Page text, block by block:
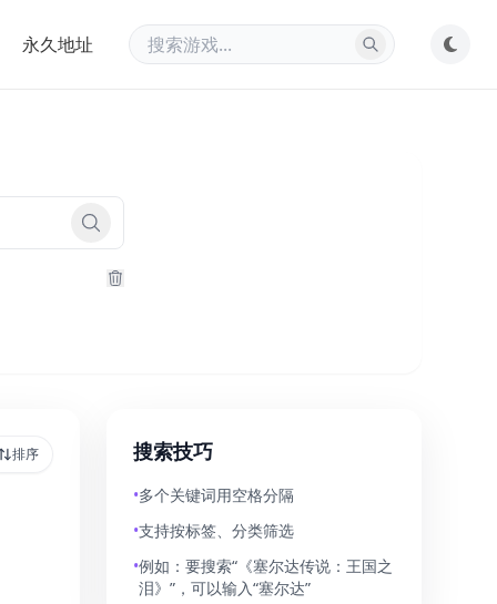
永久地址
排序 搜索技巧
•多个关键词用空格分隔
•支持按标签、分类筛选
•例如：要搜索“《塞尔达传说：王国之
泪》”，可以输入“塞尔达”